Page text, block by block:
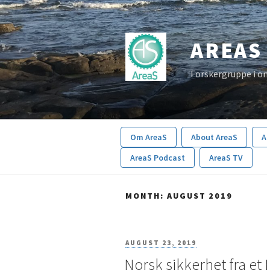
Skip
to
content
AREAS
Forskergruppe i
Om AreaS About AreaS
AreaS Podcast
AreaS TV
MONTH: AUGUST 2019
POSTED
ON
AUGUST 23, 2019
Norsk sikkerhet fra et